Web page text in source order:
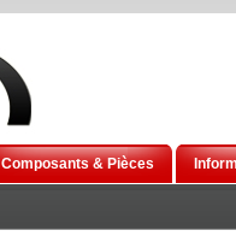
Composants & Pièces